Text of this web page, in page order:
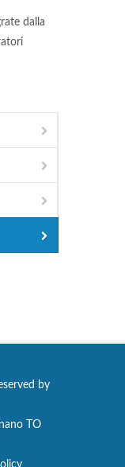
dalla
by
TO